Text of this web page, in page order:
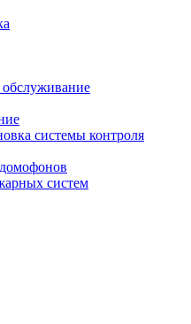
системы контроля
систем